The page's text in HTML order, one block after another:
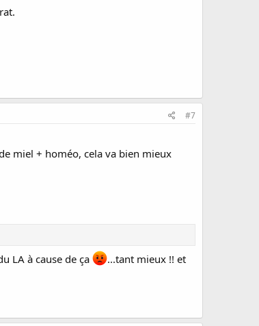
#7
miel + homéo, cela va bien mieux
LA à cause de ça
...tant mieux !! et